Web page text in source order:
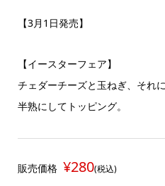
【3月1日発売】
【イースターフェア】
チェダーチーズと玉ねぎ、それ
半熟にしてトッピング。
販売価格 ¥280(税込)